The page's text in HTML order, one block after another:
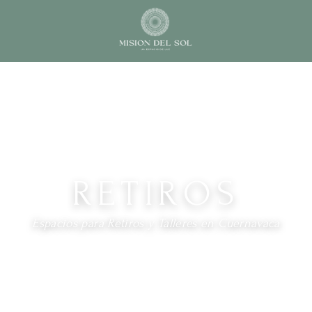
RETIROS
Espacios para Retiros y Talleres en Cuernavaca